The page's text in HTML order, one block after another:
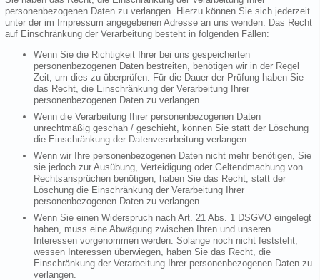
personenbezogenen Daten zu verlangen. Hierzu können Sie sich jederzeit
unter der im Impressum angegebenen Adresse an uns wenden. Das Recht
auf Einschränkung der Verarbeitung besteht in folgenden Fällen:
Wenn Sie die Richtigkeit Ihrer bei uns gespeicherten
personenbezogenen Daten bestreiten, benötigen wir in der Regel
Zeit, um dies zu überprüfen. Für die Dauer der Prüfung haben Sie
das Recht, die Einschränkung der Verarbeitung Ihrer
personenbezogenen Daten zu verlangen.
Wenn die Verarbeitung Ihrer personenbezogenen Daten
unrechtmäßig geschah / geschieht, können Sie statt der Löschung
die Einschränkung der Datenverarbeitung verlangen.
Wenn wir Ihre personenbezogenen Daten nicht mehr benötigen, Sie
sie jedoch zur Ausübung, Verteidigung oder Geltendmachung von
Rechtsansprüchen benötigen, haben Sie das Recht, statt der
Löschung die Einschränkung der Verarbeitung Ihrer
personenbezogenen Daten zu verlangen.
Wenn Sie einen Widerspruch nach Art. 21 Abs. 1 DSGVO eingelegt
haben, muss eine Abwägung zwischen Ihren und unseren
Interessen vorgenommen werden. Solange noch nicht feststeht,
wessen Interessen überwiegen, haben Sie das Recht, die
Einschränkung der Verarbeitung Ihrer personenbezogenen Daten zu
verlangen.